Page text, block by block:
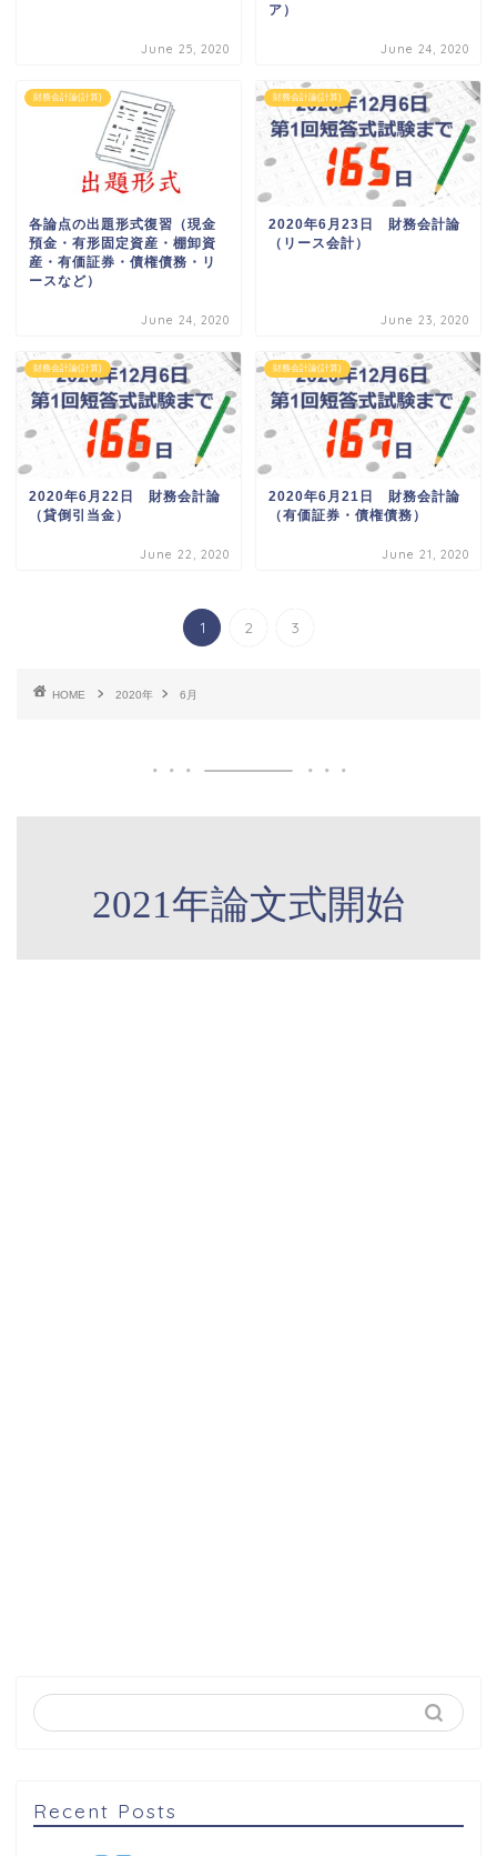
June 25, 2020
ア）
June 24, 2020
財務会計論(計算)
各論点の出題形式復習（現金
預金・有形固定資産・棚卸資
産・有価証券・債権債務・リ
ースなど）
June 24, 2020
財務会計論(計算)
2020年6月23日 財務会計論
（リース会計）
June 23, 2020
財務会計論(計算)
2020年6月22日 財務会計論
（貸倒引当金）
June 22, 2020
財務会計論(計算)
2020年6月21日 財務会計論
（有価証券・債権債務）
June 21, 2020
1 2 3
HOME 2020年 6月
Recent Posts